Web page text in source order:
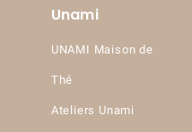
Unami
UNAMI Maison de
Thé
Ateliers Unami